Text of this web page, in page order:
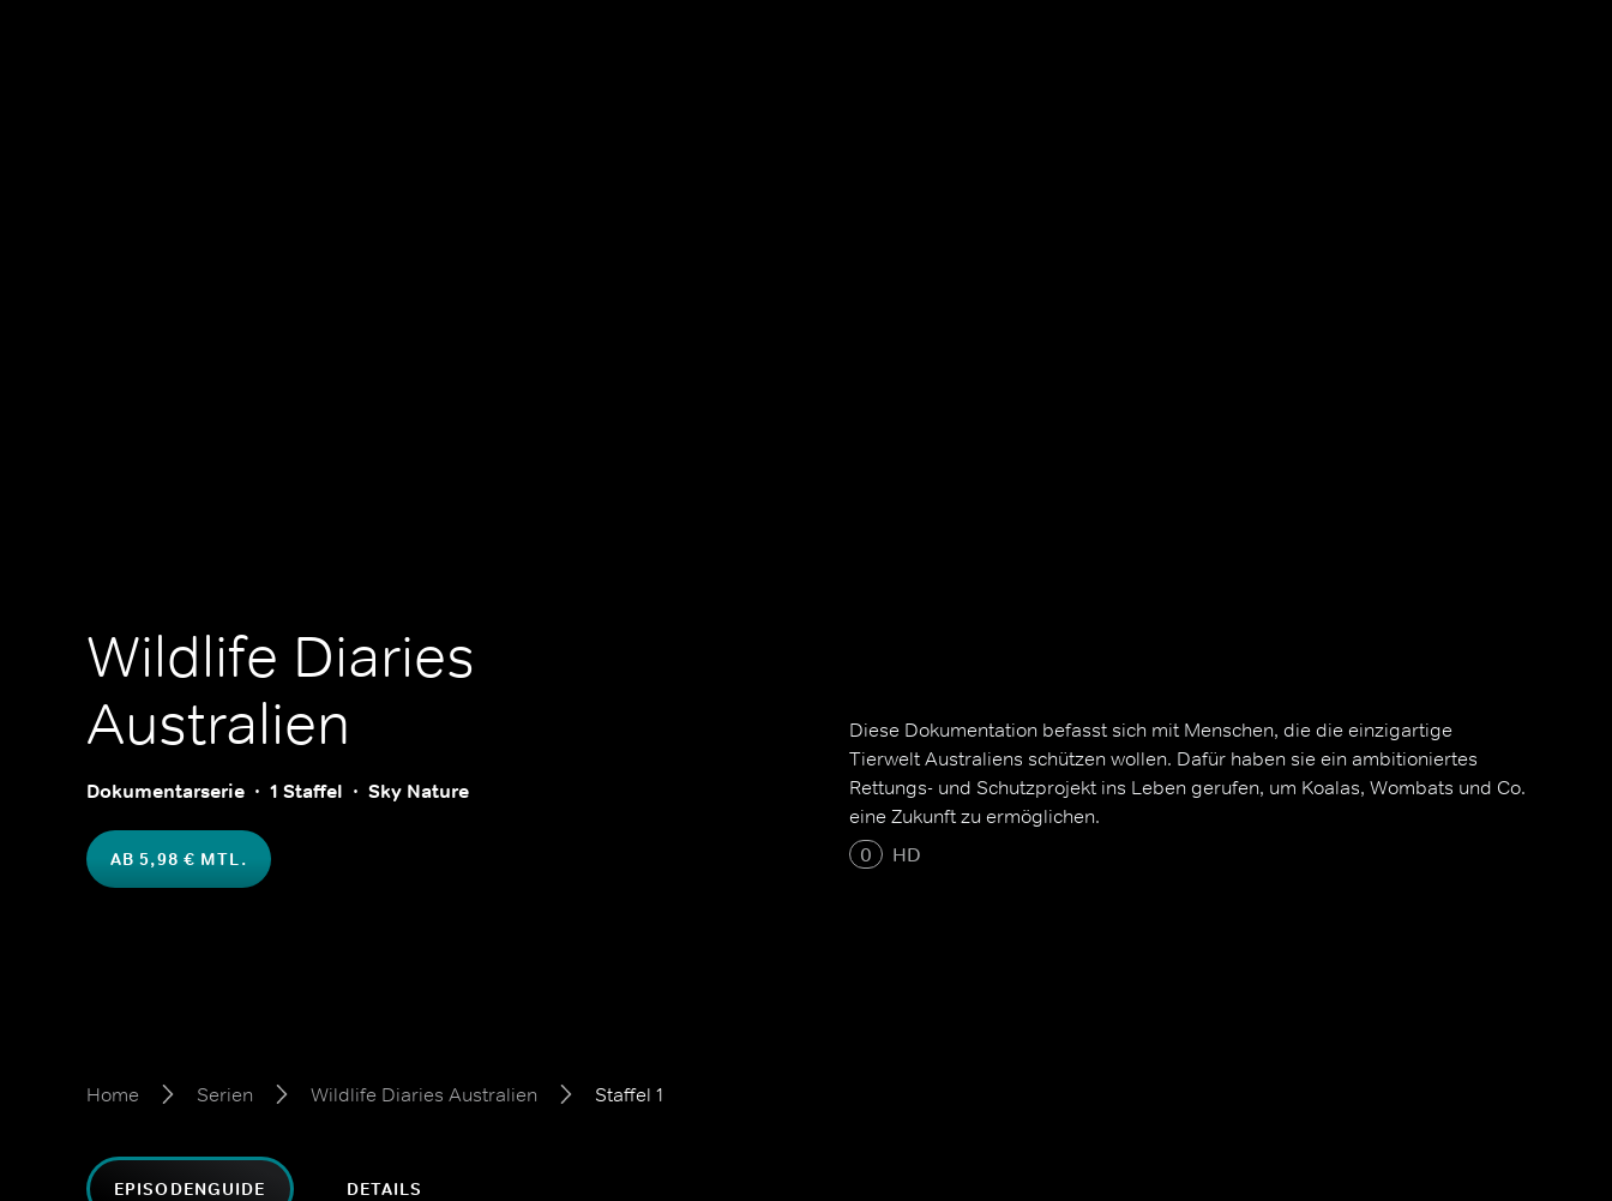
Wildlife Diaries
Australien
Dokumentarserie 1 Staffel Sky Nature
AB 5,98 € MTL.
Diese Dokumentation befasst sich mit Menschen, die die einzigartige
Tierwelt Australiens schützen wollen. Dafür haben sie ein ambitioniertes
Rettungs- und Schutzprojekt ins Leben gerufen, um Koalas, Wombats und Co.
eine Zukunft zu ermöglichen.
0
HD
Home Serien Wildlife Diaries Australien Staffel 1
EPISODENGUIDE DETAILS